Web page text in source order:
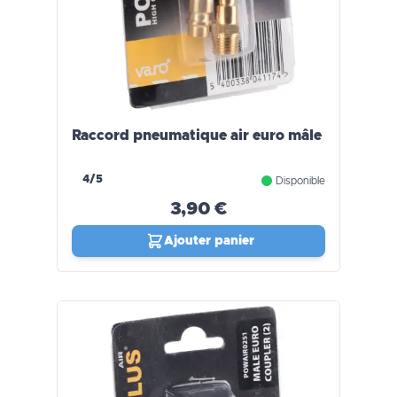
Raccord pneumatique air euro mâle
4/5 Disponible
3,90 €
Ajouter panier